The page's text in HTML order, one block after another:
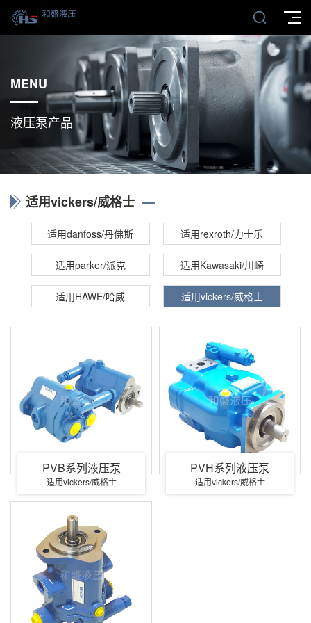
MENU
液压泵产品
适用vickers/威格士
适用danfoss/丹佛斯 适用rexroth/力士乐
适用parker/派克 适用Kawasaki/川崎
适用HAWE/哈威 适用vickers/威格士
PVB系列液压泵
适用vickers/威格士
PVH系列液压泵
适用vickers/威格士